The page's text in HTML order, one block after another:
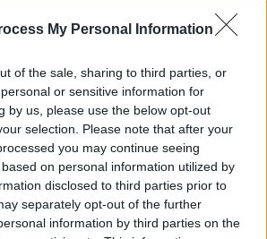
My Personal Information
of the sale, sharing to third parties, or
or sensitive information for
by us, please use the below opt-out
selection. Please note that after your
you may continue seeing
on personal information utilized by
disclosed to third parties prior to
separately opt-out of the further
information by third parties on the
a Mall.hu-nál
07.